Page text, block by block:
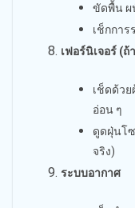
ขัดพื้น ผ
เช็กกา
เฟอร์นิเจอร์ (ถ้
เช็ดด้ว
อ่อน ๆ
ดูดฝุ่นโ
จริง)
ระบบอากาศ